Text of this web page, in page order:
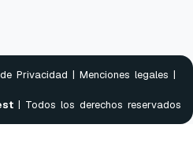
Privacidad Menciones legales
| Todos los derechos reservados